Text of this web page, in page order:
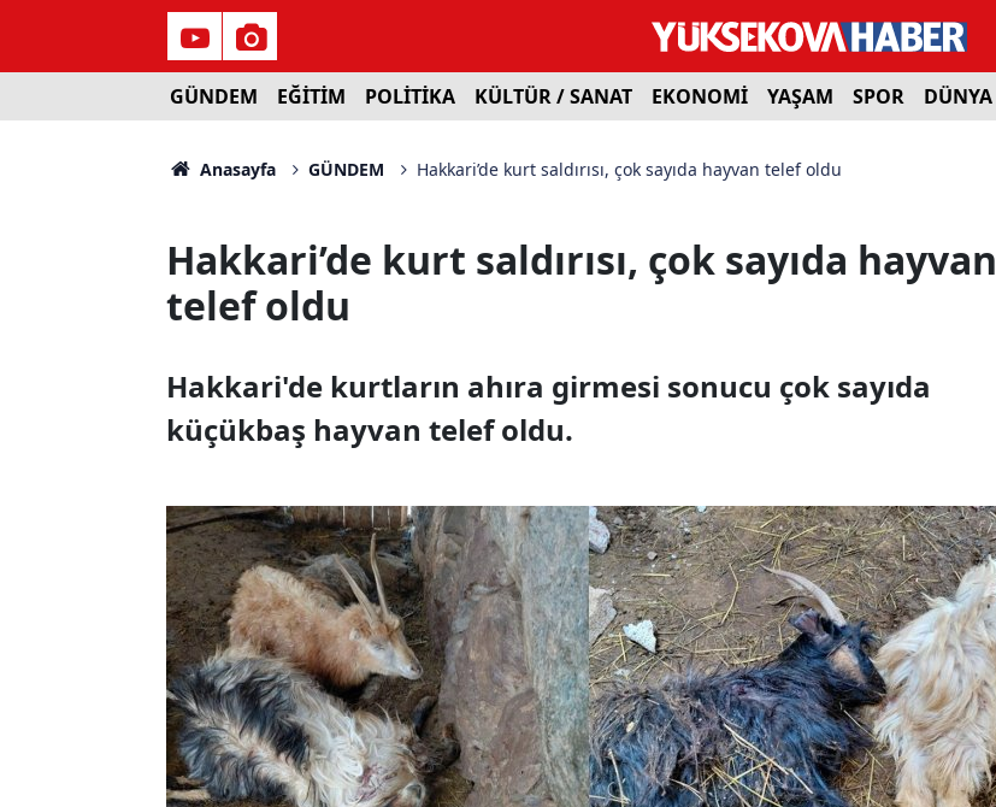
GÜNDEM EĞİTİM POLİTİKA KÜLTÜR / SANAT EKONOMİ YAŞAM SPOR DÜNYA
Anasayfa GÜNDEM Hakkari’de kurt saldırısı, çok sayıda hayvan telef oldu
Hakkari’de kurt saldırısı, çok sayıda hayvan
telef oldu
Hakkari'de kurtların ahıra girmesi sonucu çok sayıda
küçükbaş hayvan telef oldu.